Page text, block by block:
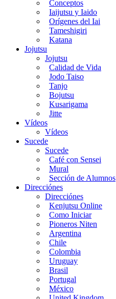
Conceptos
Iaijutsu y Iaido
Orígenes del Iai
Tameshigiri
Katana
Jojutsu
Jojutsu
Calidad de Vida
Jodo Taiso
Tanjo
Bojutsu
Kusarigama
Jitte
Vídeos
Vídeos
Sucede
Sucede
Café con Sensei
Mural
Sección de Alumnos
Direcciónes
Direcciónes
Kenjutsu Online
Como Iniciar
Pioneros Niten
Argentina
Chile
Colombia
Uruguay
Brasil
Portugal
México